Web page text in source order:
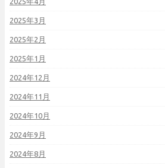
2025年3月
2025年2月
2025年1月
2024年12月
2024年11月
2024年10月
2024年9月
2024年8月